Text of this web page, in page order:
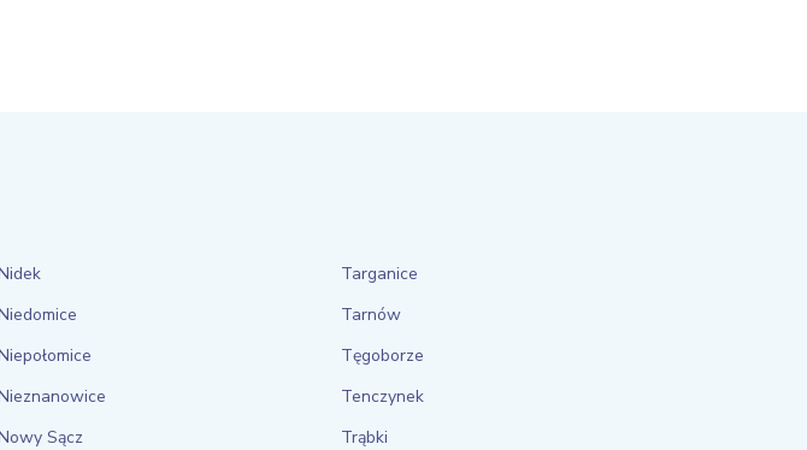
Sącz
Targanice
Tarnów
Tęgoborze
Tenczynek
Trąbki